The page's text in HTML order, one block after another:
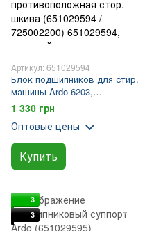
Артикул: 651029594
Блок подшипников для стир.
машины Ardo 6203,
противоположная стор.
шкива (651029594 / 725002200)
1 330 грн
Оптовые цены
Купить
3
3